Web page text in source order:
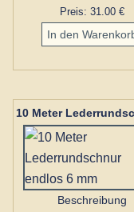
Preis: 31.00 €
Beschreibung